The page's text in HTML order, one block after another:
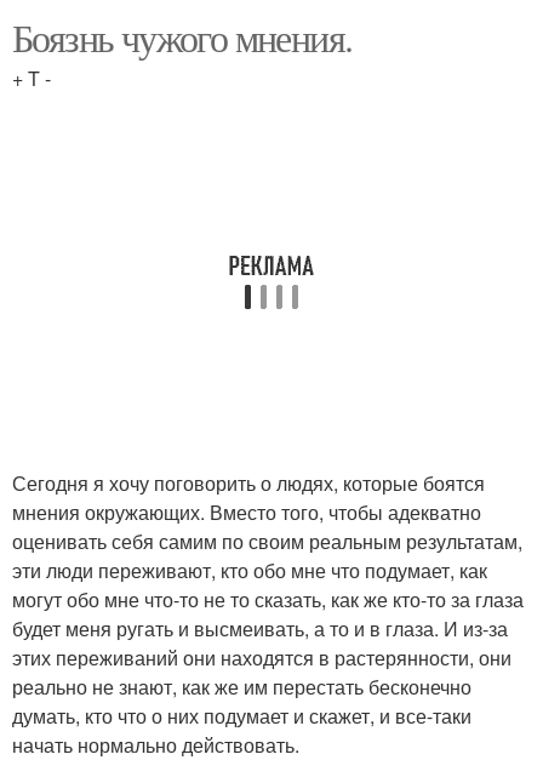
Боязнь чужого мнения.
+ T -
Сегодня я хочу поговорить о людях, которые боятся
мнения окружающих. Вместо того, чтобы адекватно
оценивать себя самим по своим реальным результатам,
эти люди переживают, кто обо мне что подумает, как
могут обо мне что-то не то сказать, как же кто-то за глаза
будет меня ругать и высмеивать, а то и в глаза. И из-за
этих переживаний они находятся в растерянности, они
реально не знают, как же им перестать бесконечно
думать, кто что о них подумает и скажет, и все-таки
начать нормально действовать.